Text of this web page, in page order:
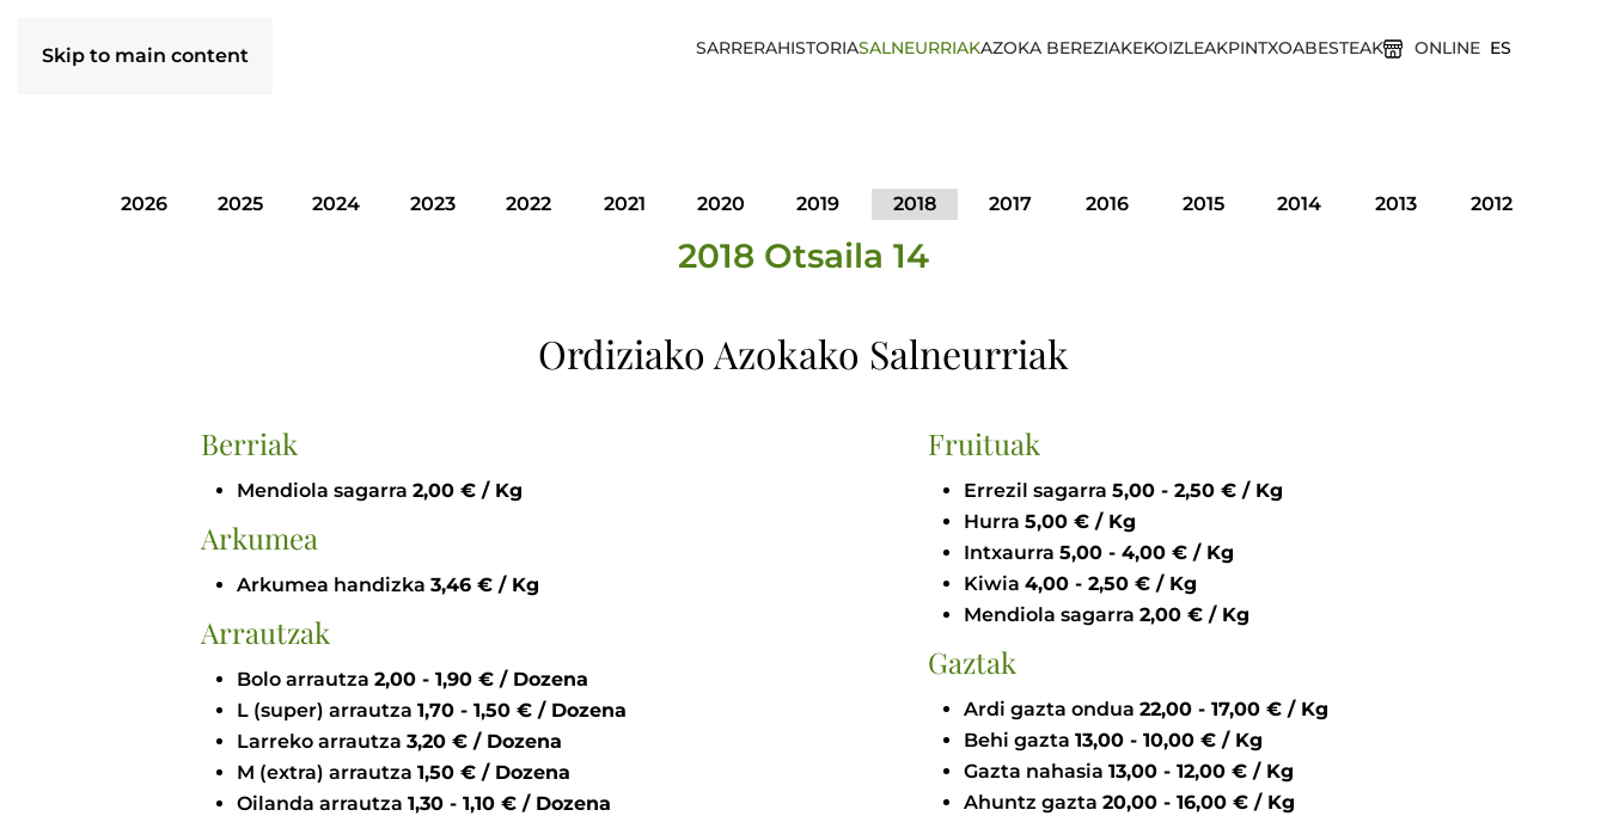
Skip to main content SARRERAHISTORIASALNEURRIAKAZOKA BEREZIAKEKOIZLEAKPINTXOABESTEAK ONLINE ES
2026 2025 2024 2023 2022 2021 2020 2019 2018 2017 2016 2015 2014 2013 2012
2018 Otsaila 14
Ordiziako Azokako Salneurriak
Berriak
Mendiola sagarra 2,00 € / Kg
Arkumea
Arkumea handizka 3,46 € / Kg
Arrautzak
Bolo arrautza
2,00 - 1,90 € / Dozena
L (super) arrautza
1,70 - 1,50 € / Dozena
Larreko arrautza
3,20 € / Dozena
M (extra) arrautza
1,50 € / Dozena
Oilanda arrautza
1,30 - 1,10 € / Dozena
Fruituak
Errezil sagarra
5,00 - 2,50 € / Kg
Hurra
5,00 € / Kg
Intxaurra
5,00 - 4,00 € / Kg
Kiwia
4,00 - 2,50 € / Kg
Mendiola sagarra
2,00 € / Kg
Gaztak
Ardi gazta ondua
22,00 - 17,00 € / Kg
Behi gazta
13,00 - 10,00 € / Kg
Gazta nahasia
13,00 - 12,00 € / Kg
Ahuntz gazta
20,00 - 16,00 € / Kg